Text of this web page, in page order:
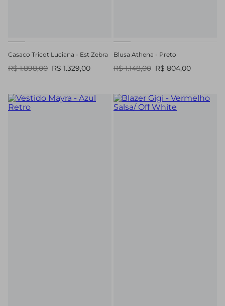
Casaco Tricot Luciana - Est Zebra
R$ 1.898,00 R$ 1.329,00
Blusa Athena - Preto
R$ 1.148,00 R$ 804,00